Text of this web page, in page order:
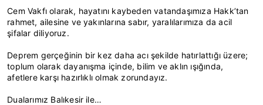
Cem Vakfı olarak, hayatını kaybeden vatandaşımıza Hakk’tan
rahmet, ailesine ve yakınlarına sabır, yaralılarımıza da acil
şifalar diliyoruz.
Deprem gerçeğinin bir kez daha acı şekilde hatırlattığı üzere;
toplum olarak dayanışma içinde, bilim ve aklın ışığında,
afetlere karşı hazırlıklı olmak zorundayız.
Dualarımız Balıkesir ile…